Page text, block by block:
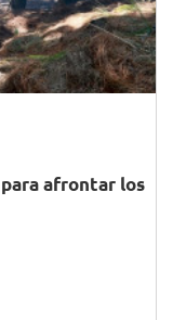
afrontar los